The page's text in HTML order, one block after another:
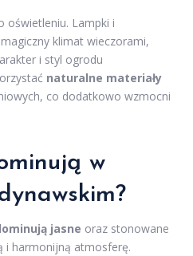
oświetleniu. Lampki i
klimat wieczorami,
i styl ogrodu
naturalne materiały
co dodatkowo wzmocni
w
jasne oraz stonowane
i harmonijną atmosferę.